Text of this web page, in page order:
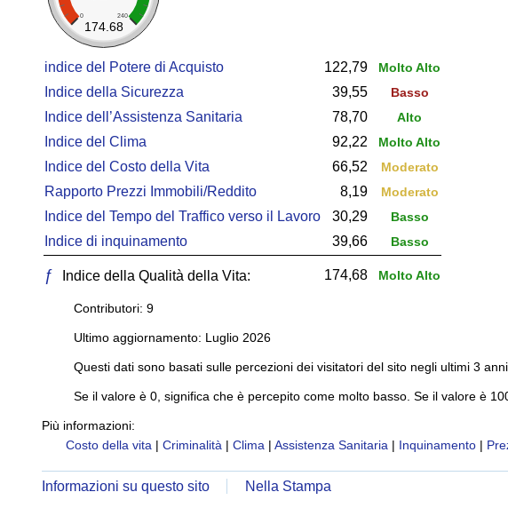
0 240
174.68
indice del Potere di Acquisto 122,79 Molto Alto
Indice della Sicurezza 39,55 Basso
Indice dell’Assistenza Sanitaria 78,70 Alto
Indice del Clima 92,22 Molto Alto
Indice del Costo della Vita 66,52 Moderato
Rapporto Prezzi Immobili/Reddito 8,19 Moderato
Indice del Tempo del Traffico verso il Lavoro 30,29 Basso
Indice di inquinamento 39,66 Basso
ƒ Indice della Qualità della Vita: 174,68 Molto Alto
Contributori: 9
Ultimo aggiornamento: Luglio 2026
Questi dati sono basati sulle percezioni dei visitatori del sito negli ultimi 3 anni.
Se il valore è 0, significa che è percepito come molto basso. Se il valore è
Più informazioni:
Costo della vita | Criminalità | Clima | Assistenza Sanitaria | Inquinamento |
Informazioni su questo sito Nella Stampa